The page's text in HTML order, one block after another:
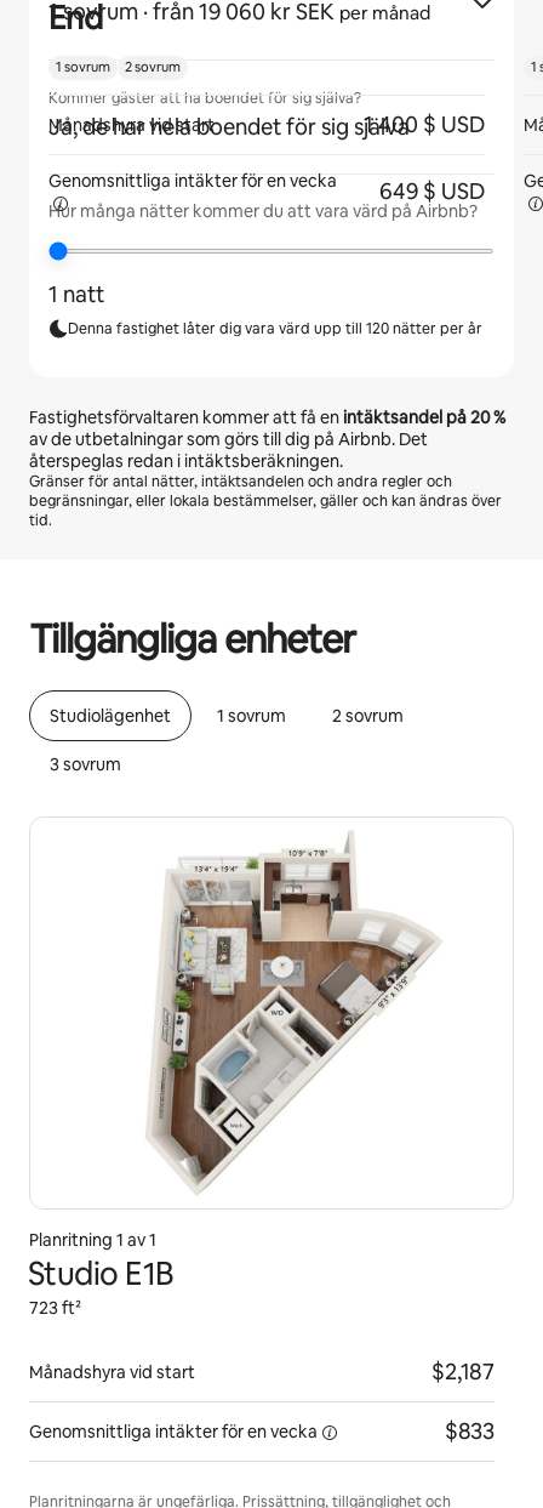
1 sovrum · från 19 060 kr SEK per månad
Kommer gäster att ha boendet för sig själva?
Ja, de har hela boendet för sig själva
Hur många nätter kommer du att vara värd på Airbnb?
1 natt
Denna fastighet låter dig vara värd upp till 120 nätter per år
Fastighetsförvaltaren kommer att få enintäktsandel på20 %
av de utbetalningar som görs till dig på Airbnb. Det
återspeglas redan i intäktsberäkningen.
Gränser för antal nätter, intäktsandelen och andra regler och
begränsningar, eller lokala bestämmelser, gäller och kan ändras över
tid.
Tillgängliga enheter
Studiolägenhet 1 sovrum 2 sovrum
3 sovrum
Planritning 1 av 1
Studio E1B
723 ft²
Månadshyra vid start $2,187
Genomsnittliga intäkter fören vecka $833
Planritningarna är ungefärliga. Prissättning, tillgänglighet och
End
1 sovrum 2 sovrum
Månadshyra vid start 1 400 $ USD
Genomsnittliga intäkter fören vecka 649 $ USD
1